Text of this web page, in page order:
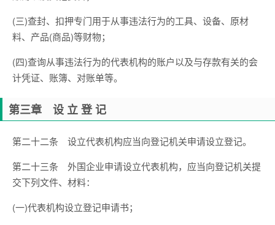
(三)查封、扣押专门用于从事违法行为的工具、设备、原材
料、产品(商品)等财物；
(四)查询从事违法行为的代表机构的账户以及与存款有关的会
计凭证、账簿、对账单等。
第三章 设 立 登 记
第二十二条 设立代表机构应当向登记机关申请设立登记。
第二十三条 外国企业申请设立代表机构，应当向登记机关提
交下列文件、材料：
(一)代表机构设立登记申请书；